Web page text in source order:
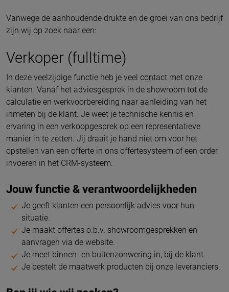
Vanwege de aanhoudende drukte en de groei van ons bedrijf
zijn wij op zoek naar een:
Verkoper (fulltime)
In deze veelzijdige functie heb je veel contact met onze
klanten. Vanaf het adviesgesprek in de showroom tot de
calculatie en werkvoorbereiding naar aanleiding van het
inmeten bij de klant. Je weet je technische kennis en
ervaring in een verkoopgesprek op een representatieve
manier in te zetten. Jij draait je hand niet om voor het
opstellen van een offerte in ons offertesysteem of een order
invoeren in het CRM-systeem.
Jouw functie & verantwoordelijkheden
Je geeft klanten een persoonlijk advies voor hun
situatie.
Je maakt offertes o.b.v. showroomgesprekken en
aanvragen via de website.
Je meet binnen- en buitenzonwering in, bij de klant.
Je bestelt de maatwerk producten bij onze leveranciers.